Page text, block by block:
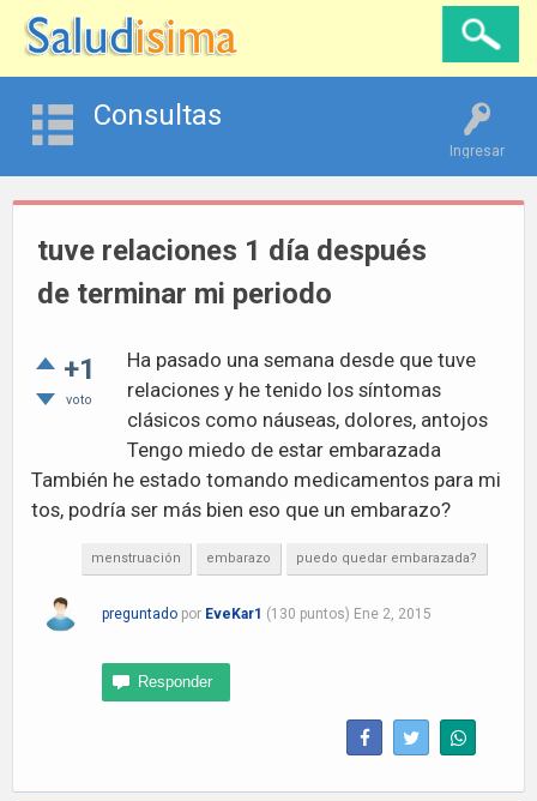
Ingresar
Consultas
tuve relaciones 1 día después
de terminar mi periodo
+1
voto
Ha pasado una semana desde que tuve
relaciones y he tenido los síntomas
clásicos como náuseas, dolores, antojos
Tengo miedo de estar embarazada
También he estado tomando medicamentos para mi
tos, podría ser más bien eso que un embarazo?
menstruación embarazo puedo quedar embarazada?
preguntado por EveKar1 (130 puntos) Ene 2, 2015